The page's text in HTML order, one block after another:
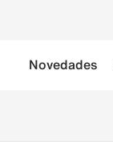
Novedades